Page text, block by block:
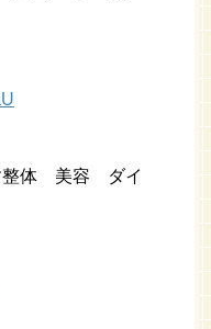
整体 美容 ダイ